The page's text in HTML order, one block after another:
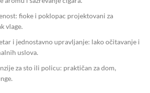
fioke i poklopac projektovani za
vlage.
i jednostavno upravljanje: lako očitavanje i
uslova.
za sto ili policu: praktičan za dom,